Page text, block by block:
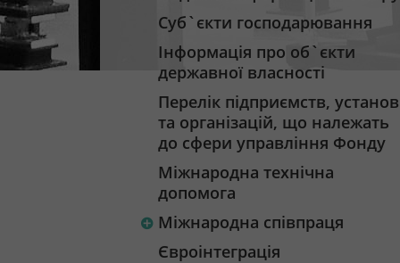
Суб`єкти господарювання
Інформація про об`єкти
державної власності
Перелік підприємств, установ
та організацій, що належать
до сфери управління Фонду
Міжнародна технічна
допомога
Міжнародна співпраця
Євроінтеграція